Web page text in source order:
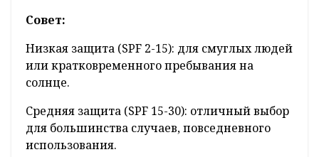
Совет:
Низкая защита (SPF 2-15): для смуглых людей
или кратковременного пребывания на
солнце.
Средняя защита (SPF 15-30): отличный выбор
для большинства случаев, повседневного
использования.